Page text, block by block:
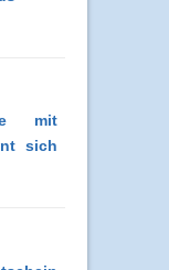
mit
sich